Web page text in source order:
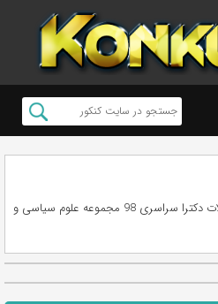
بایگانی بر اساس تگ "پاسخنامه سوالات دکترا سراسری 98 مجموعه علوم سیاسی و